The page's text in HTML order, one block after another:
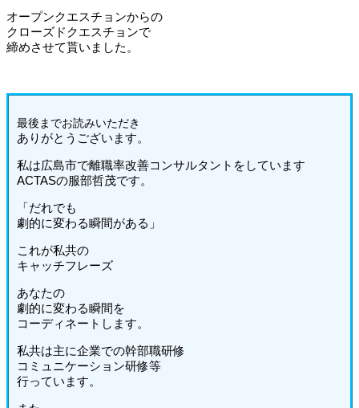
オープンクエスチョンからの
クローズドクエスチョンで
締めさせて貰いました。
最後までお読みいただき
ありがとうございます。
私は広島市で離職率改善コンサルタントをしています
ACTASの服部哲茂です。
「だれでも
劇的に変わる瞬間がある」
これが私共の
キャッチフレーズ
あなたの
劇的に変わる瞬間を
コーディネートします。
私共は主に企業での幹部職研修
コミュニケーション研修等
行っています。